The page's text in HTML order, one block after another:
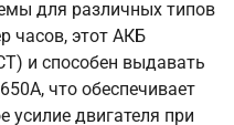
для различных типов
часов, этот АКБ
и способен выдавать
что обеспечивает
усилие двигателя при